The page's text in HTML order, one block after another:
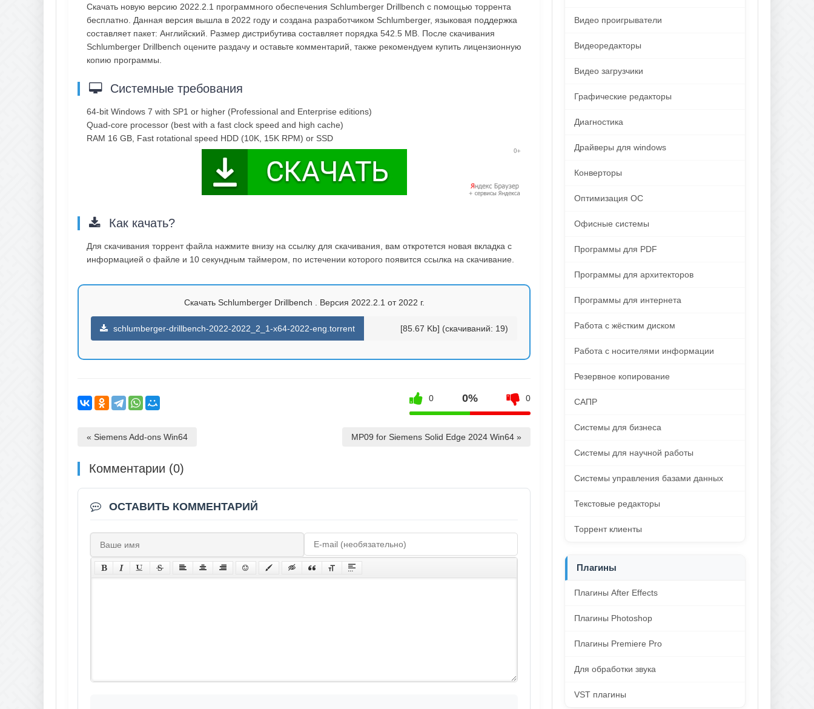
Скачать новую версию 2022.2.1 программного обеспечения Schlumberger Drillbench с помощью торрента
бесплатно. Данная версия вышла в 2022 году и создана разработчиком Schlumberger, языковая поддержка
составляет пакет: Английский. Размер дистрибутива составляет порядка 542.5 MB. После скачивания
Schlumberger Drillbench оцените раздачу и оставьте комментарий, также рекомендуем купить лицензионную
копию программы.
Системные требования
64-bit Windows 7 with SP1 or higher (Professional and Enterprise editions)
Quad-core processor (best with a fast clock speed and high cache)
RAM 16 GB, Fast rotational speed HDD (10K, 15K RPM) or SSD
Как качать?
Для скачивания торрент файла нажмите внизу на ссылку для скачивания, вам откротется новая вкладка с
информацией о файле и 10 секундным таймером, по истечении которого появится ссылка на скачивание.
Скачать Schlumberger Drillbench . Версия 2022.2.1 от 2022 г.
schlumberger-drillbench-2022-2022_2_1-x64-2022-eng.torrent [85.67 Kb] (cкачиваний: 19)
0 0% 0
« Siemens Add-ons Win64 MP09 for Siemens Solid Edge 2024 Win64 »
Комментарии (0)
ОСТАВИТЬ КОММЕНТАРИЙ
Видео проигрыватели
Видеоредакторы
Видео загрузчики
Графические редакторы
Диагностика
Драйверы для windows
Конверторы
Оптимизация ОС
Офисные системы
Программы для PDF
Программы для архитекторов
Программы для интернета
Работа с жёстким диском
Работа с носителями информации
Резервное копирование
САПР
Системы для бизнеса
Системы для научной работы
Системы управления базами данных
Текстовые редакторы
Торрент клиенты
Плагины
Плагины After Effects
Плагины Photoshop
Плагины Premiere Pro
Для обработки звука
VST плагины